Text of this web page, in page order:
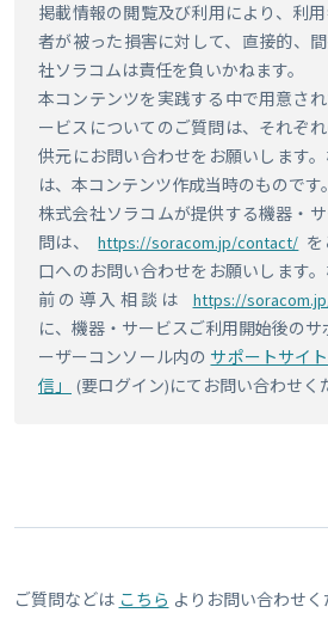
掲載情報の閲覧及び利用により、利
者が被った損害に対して、直接的、
社ソラコムは責任を負いかねます。
本コンテンツを実践する中で用意さ
ービスについてのご質問は、それぞ
供元にお問い合わせをお願いします
は、本コンテンツ作成当時のものです。
株式会社ソラコムが提供する機器・
問は、
https://soracom.jp/contact/
口へのお問い合わせをお願いします
前の導入相談は
https://
に、機器・サービスご利用開始後のサ
ーザーコンソール内の サポートサイ
信」
(要ログイン)にてお問い合わせく
ご質問などは こちら よりお問い合わせく